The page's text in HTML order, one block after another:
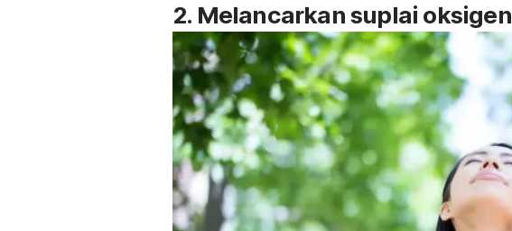
2. Melancarkan suplai oksigen